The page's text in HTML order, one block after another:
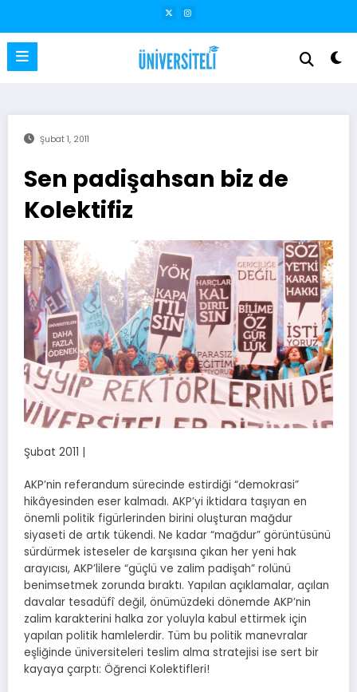
Şubat 1, 2011
Sen padişahsan biz de
Kolektifiz
Şubat 2011 |
AKP’nin referandum sürecinde estirdiği “demokrasi”
hikâyesinden eser kalmadı. AKP’yi iktidara taşıyan en
önemli politik figürlerinden birini oluşturan mağdur
siyaseti de artık tükendi. Ne kadar “mağdur” görüntüsünü
sürdürmek isteseler de karşısına çıkan her yeni hak
arayıcısı, AKP’lilere “güçlü ve zalim padişah” rolünü
benimsetmek zorunda bıraktı. Yapılan açıklamalar, açılan
davalar tesadüfî değil, önümüzdeki dönemde AKP’nin
zalim karakterini halka zor yoluyla kabul ettirmek için
yapılan politik hamlelerdir. Tüm bu politik manevralar
eşliğinde üniversiteleri teslim alma stratejisi ise sert bir
kayaya çarptı: Öğrenci Kolektifleri!